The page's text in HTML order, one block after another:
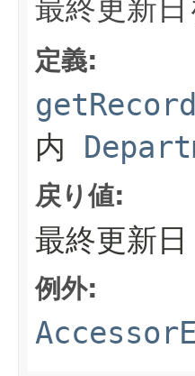
最終更新
定義:
内
戻り値:
最終更新日
例外: